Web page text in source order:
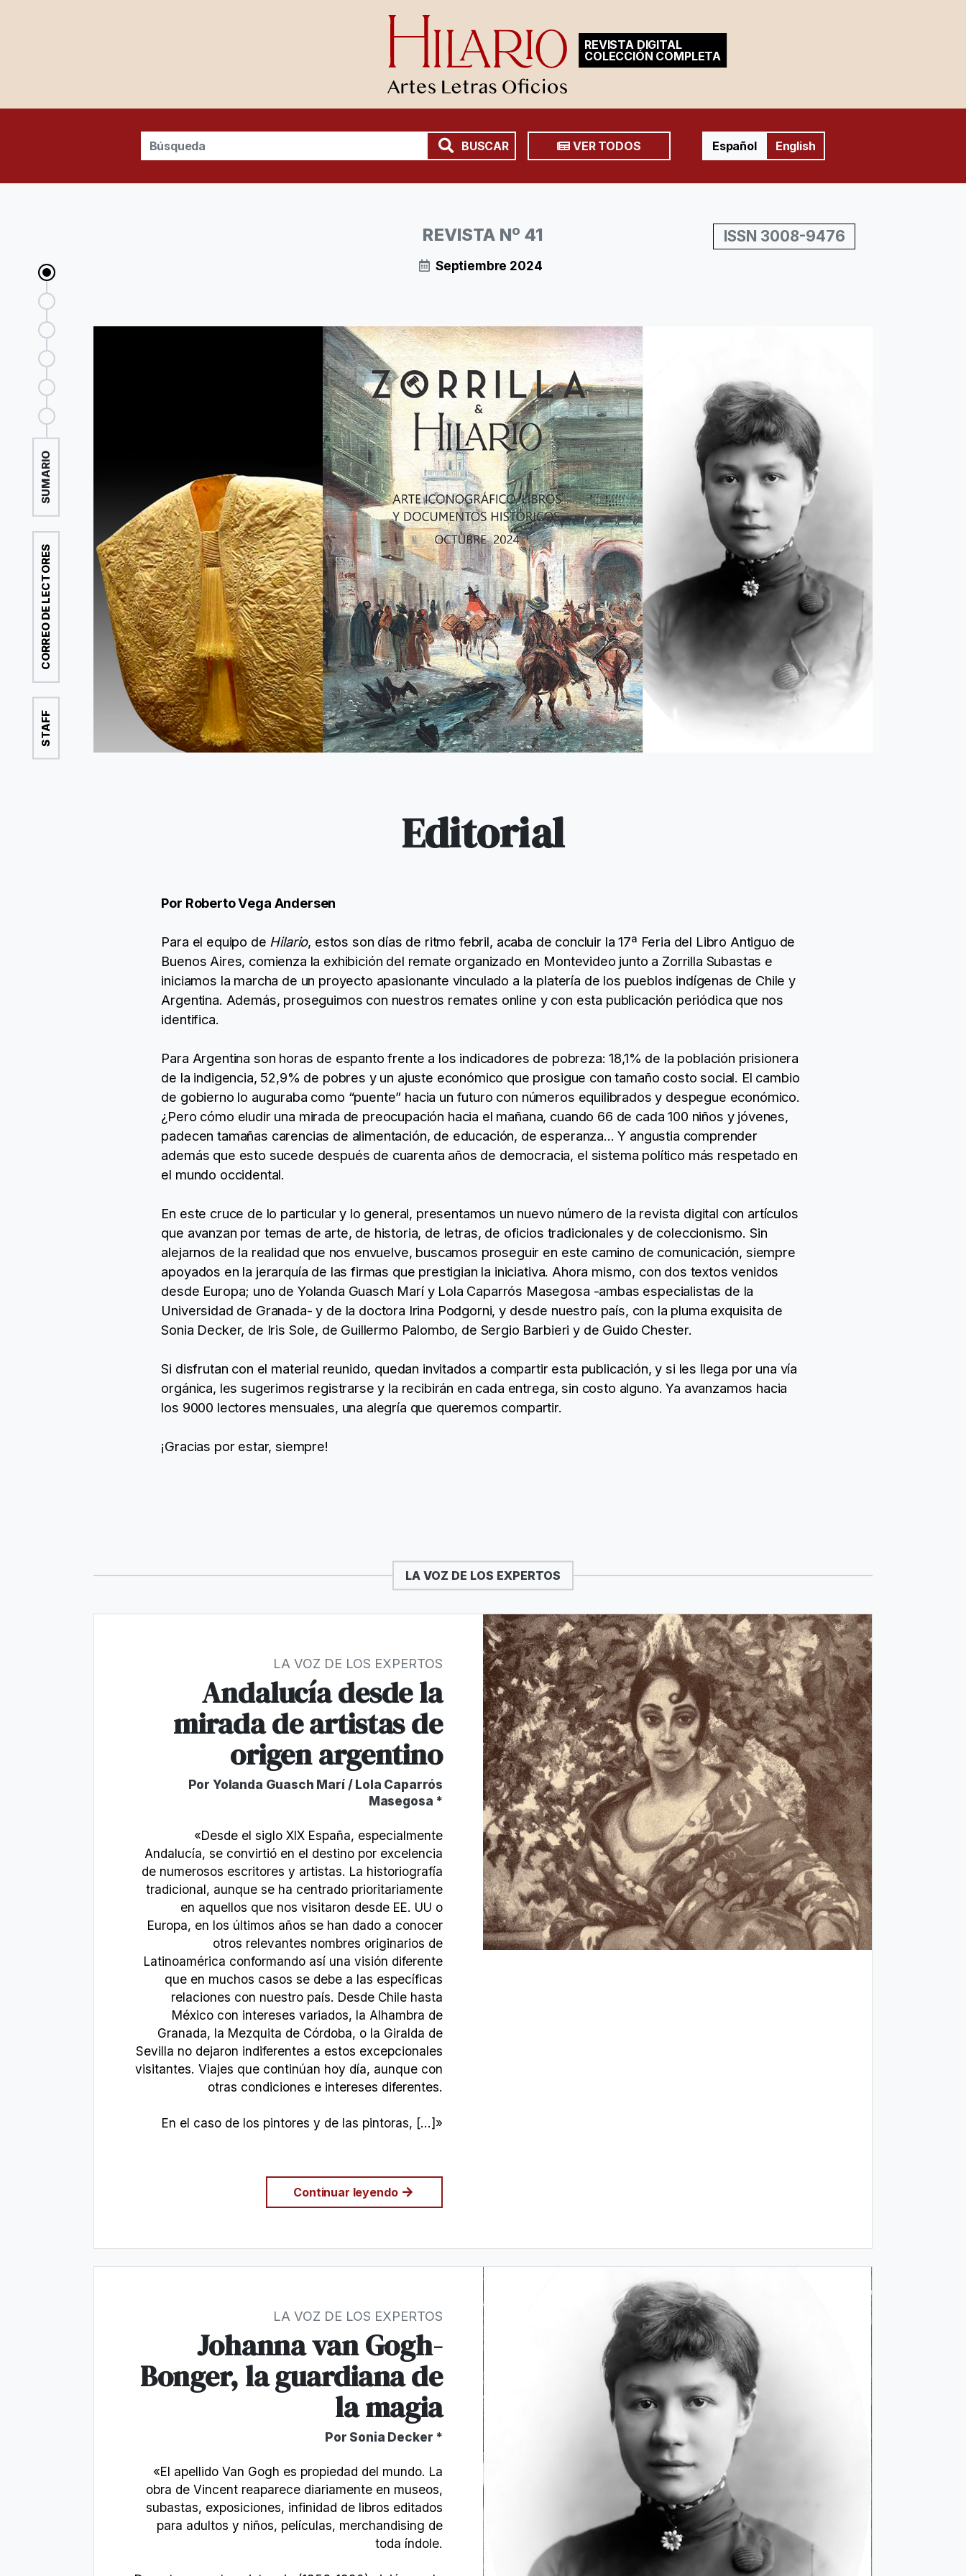
REVISTA DIGITAL
COLECCIÓN COMPLETA
BUSCAR VER TODOS Español English
SUMARIO
CORREO DE LECTORES
STAFF
REVISTA Nº 41 ISSN 3008-9476
Septiembre 2024
Editorial
Por Roberto Vega Andersen
Para el equipo de Hilario, estos son días de ritmo febril, acaba de concluir la 17ª Feria del Libro Antiguo de
Buenos Aires, comienza la exhibición del remate organizado en Montevideo junto a Zorrilla Subastas e
iniciamos la marcha de un proyecto apasionante vinculado a la platería de los pueblos indígenas de Chile y
Argentina. Además, proseguimos con nuestros remates online y con esta publicación periódica que nos
identifica.
Para Argentina son horas de espanto frente a los indicadores de pobreza: 18,1% de la población prisionera
de la indigencia, 52,9% de pobres y un ajuste económico que prosigue con tamaño costo social. El cambio
de gobierno lo auguraba como “puente” hacia un futuro con números equilibrados y despegue económico.
¿Pero cómo eludir una mirada de preocupación hacia el mañana, cuando 66 de cada 100 niños y jóvenes,
padecen tamañas carencias de alimentación, de educación, de esperanza... Y angustia comprender
además que esto sucede después de cuarenta años de democracia, el sistema político más respetado en
el mundo occidental.
En este cruce de lo particular y lo general, presentamos un nuevo número de la revista digital con artículos
que avanzan por temas de arte, de historia, de letras, de oficios tradicionales y de coleccionismo. Sin
alejarnos de la realidad que nos envuelve, buscamos proseguir en este camino de comunicación, siempre
apoyados en la jerarquía de las firmas que prestigian la iniciativa. Ahora mismo, con dos textos venidos
desde Europa; uno de Yolanda Guasch Marí y Lola Caparrós Masegosa -ambas especialistas de la
Universidad de Granada- y de la doctora Irina Podgorni, y desde nuestro país, con la pluma exquisita de
Sonia Decker, de Iris Sole, de Guillermo Palombo, de Sergio Barbieri y de Guido Chester.
Si disfrutan con el material reunido, quedan invitados a compartir esta publicación, y si les llega por una vía
orgánica, les sugerimos registrarse y la recibirán en cada entrega, sin costo alguno. Ya avanzamos hacia
los 9000 lectores mensuales, una alegría que queremos compartir.
¡Gracias por estar, siempre!
LA VOZ DE LOS EXPERTOS
LA VOZ DE LOS EXPERTOS
Andalucía desde la
mirada de artistas de
origen argentino
Por Yolanda Guasch Marí / Lola Caparrós
Masegosa *
«Desde el siglo XIX España, especialmente
Andalucía, se convirtió en el destino por excelencia
de numerosos escritores y artistas. La historiografía
tradicional, aunque se ha centrado prioritariamente
en aquellos que nos visitaron desde EE. UU o
Europa, en los últimos años se han dado a conocer
otros relevantes nombres originarios de
Latinoamérica conformando así una visión diferente
que en muchos casos se debe a las específicas
relaciones con nuestro país. Desde Chile hasta
México con intereses variados, la Alhambra de
Granada, la Mezquita de Córdoba, o la Giralda de
Sevilla no dejaron indiferentes a estos excepcionales
visitantes. Viajes que continúan hoy día, aunque con
otras condiciones e intereses diferentes.
En el caso de los pintores y de las pintoras, [...]»
Continuar leyendo
LA VOZ DE LOS EXPERTOS
Johanna van Gogh-
Bonger, la guardiana de
la magia
Por Sonia Decker *
«El apellido Van Gogh es propiedad del mundo. La
obra de Vincent reaparece diariamente en museos,
subastas, exposiciones, infinidad de libros editados
para adultos y niños, películas, merchandising de
toda índole.